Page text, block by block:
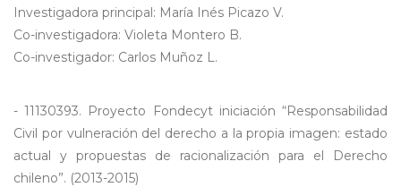
Investigadora principal: María Inés Picazo V.
Co-investigadora: Violeta Montero B.
Co-investigador: Carlos Muñoz L.
- 11130393. Proyecto Fondecyt iniciación “Responsabilidad
Civil por vulneración del derecho a la propia imagen: estado
actual y propuestas de racionalización para el Derecho
chileno”. (2013-2015)